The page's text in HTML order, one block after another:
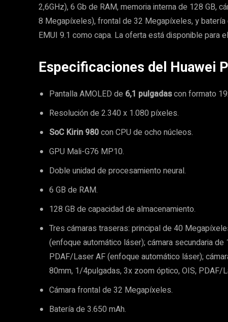
2,6GHz), 6 Gb de RAM, memoria interna de 128
8 Megapíxeles), frontal de 32 Megapíxeles, y
EMUI 9.1 como capa. La oferta está disponible para el
Especificaciones del Huawei
Pantalla AMOLED de 6,1 pulgadascon formato
Resolución de 2.340 x 1.080 píxeles.
SoC Kirin 980con CPU de ocho núcleos.
GPU Mali-G76 MP10.
Doble unidad de procesamiento neural.
6 GB de RAM.
128 GB de capacidad de almacenamiento.
Tres cámaras traseras: principal de 40
(enfoque automático láser); cámara secundaria
PDAF/Laser AF (enfoque automático láser);
80mm, 1/4pulgadas, 3x zoom óptico, OIS, PDAF/
Cámara frontal de 32 Megapíxeles.
Batería de 3.650 mAh.